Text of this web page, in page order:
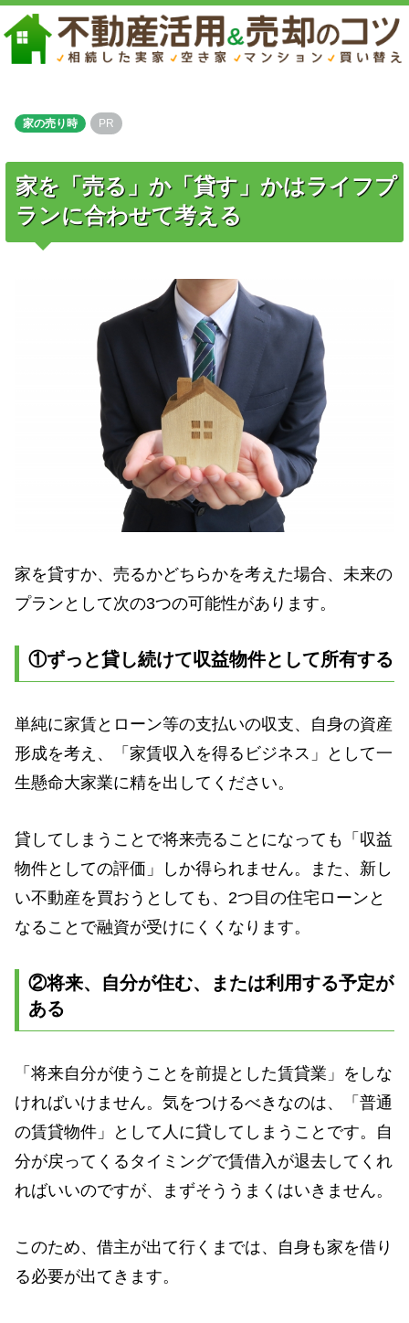
家の売り時 PR
家を「売る」か「貸す」かはライフプ
ランに合わせて考える
家を貸すか、売るかどちらかを考えた場合、未来の
プランとして次の3つの可能性があります。
①ずっと貸し続けて収益物件として所有する
単純に家賃とローン等の支払いの収支、自身の資産
形成を考え、「家賃収入を得るビジネス」として一
生懸命大家業に精を出してください。
貸してしまうことで将来売ることになっても「収益
物件としての評価」しか得られません。また、新し
い不動産を買おうとしても、2つ目の住宅ローンと
なることで融資が受けにくくなります。
②将来、自分が住む、または利用する予定が
ある
「将来自分が使うことを前提とした賃貸業」をしな
ければいけません。気をつけるべきなのは、「普通
の賃貸物件」として人に貸してしまうことです。自
分が戻ってくるタイミングで賃借入が退去してくれ
ればいいのですが、まずそううまくはいきません。
このため、借主が出て行くまでは、自身も家を借り
る必要が出てきます。